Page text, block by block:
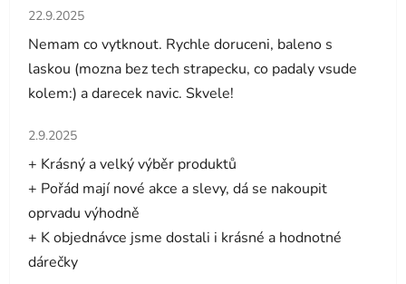
Hodnocení obchodu je 5 z 5 hvězdiček.
22.9.2025
Nemam co vytknout. Rychle doruceni, baleno s
laskou (mozna bez tech strapecku, co padaly vsude
kolem:) a darecek navic. Skvele!
Hodnocení obchodu je 5 z 5 hvězdiček.
2.9.2025
+ Krásný a velký výběr produktů
+ Pořád mají nové akce a slevy, dá se nakoupit
oprvadu výhodně
+ K objednávce jsme dostali i krásné a hodnotné
dárečky